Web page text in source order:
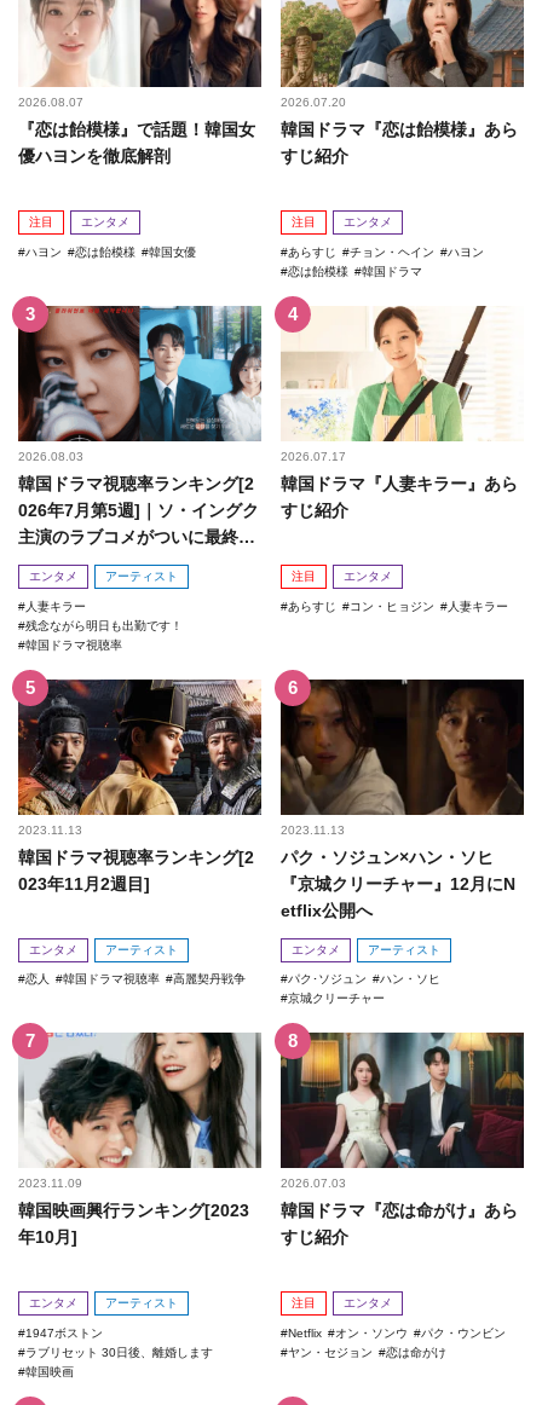
2026.08.07
『恋は飴模様』で話題！韓国女
優ハヨンを徹底解剖
注目 エンタメ
ハヨン 恋は飴模様 韓国女優
2026.07.20
韓国ドラマ『恋は飴模様』あら
すじ紹介
注目 エンタメ
あらすじ チョン・ヘイン
ハヨン
恋は飴模様
韓国ドラマ
2026.08.03
韓国ドラマ視聴率ランキング[2
026年7月第5週]｜ソ・イングク
主演のラブコメがついに最終
回！
エンタメ アーティスト
人妻キラー
残念ながら明日も出勤です！
韓国ドラマ視聴率
2026.07.17
韓国ドラマ『人妻キラー』あら
すじ紹介
注目 エンタメ
あらすじ コン・ヒョジン 人妻キラー
2023.11.13
韓国ドラマ視聴率ランキング[2
023年11月2週目]
エンタメ アーティスト
恋人 韓国ドラマ視聴率 高麗契丹戦争
2023.11.13
パク・ソジュン×ハン・ソヒ
『京城クリーチャー』12月にN
etflix公開へ
エンタメ アーティスト
パク･ソジュン
ハン・ソヒ
京城クリーチャー
2023.11.09
韓国映画興行ランキング[2023
年10月]
エンタメ アーティスト
1947ボストン
ラブリセット 30日後、離婚します
韓国映画
2026.07.03
韓国ドラマ『恋は命がけ』あら
すじ紹介
注目 エンタメ
Netflix オン・ソンウ
パク・ウンビン
ヤン・セジョン
恋は命がけ